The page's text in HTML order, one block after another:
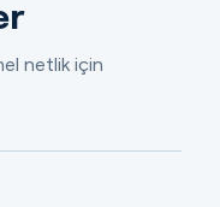
netlik için